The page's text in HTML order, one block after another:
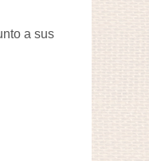
a sus